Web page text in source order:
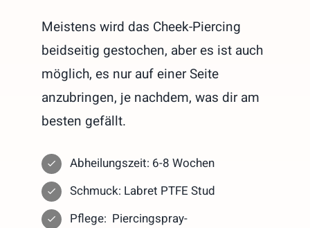
Meistens wird das Cheek-Piercing
beidseitig gestochen, aber es ist auch
möglich, es nur auf einer Seite
anzubringen, je nachdem, was dir am
besten gefällt.
Abheilungszeit: 6-8 Wochen
Schmuck: Labret PTFE Stud
Pflege: Piercingspray-